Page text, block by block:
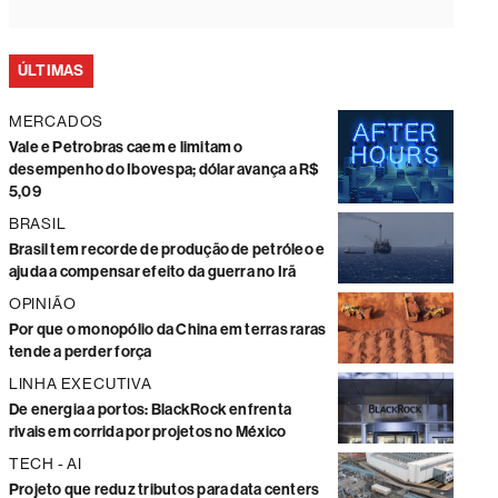
ÚLTIMAS
MERCADOS
Vale e Petrobras caem e limitam o
desempenho do Ibovespa; dólar avança a R$
5,09
BRASIL
Brasil tem recorde de produção de petróleo e
ajuda a compensar efeito da guerra no Irã
OPINIÃO
Por que o monopólio da China em terras raras
tende a perder força
LINHA EXECUTIVA
De energia a portos: BlackRock enfrenta
rivais em corrida por projetos no México
TECH - AI
Projeto que reduz tributos para data centers